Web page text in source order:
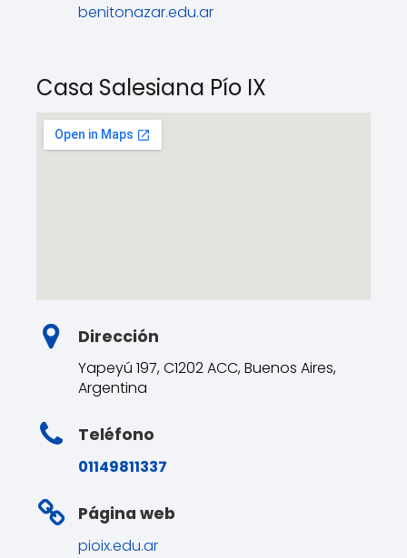
benitonazar.edu.ar
Casa Salesiana Pío IX
Dirección
Yapeyú 197, C1202 ACC, Buenos Aires,
Argentina
Teléfono
01149811337
Página web
pioix.edu.ar